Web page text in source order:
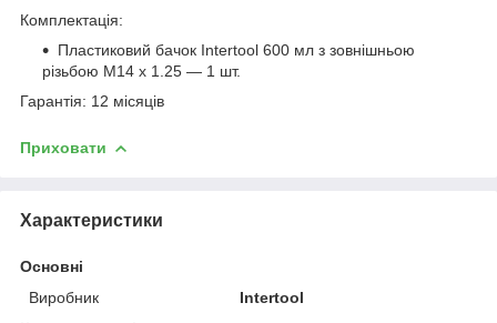
Комплектація:
Пластиковий бачок Intertool 600 мл з зовнішньою
різьбою М14 x 1.25 — 1 шт.
Гарантія: 12 місяців
Приховати
Характеристики
Основні
Виробник
Intertool